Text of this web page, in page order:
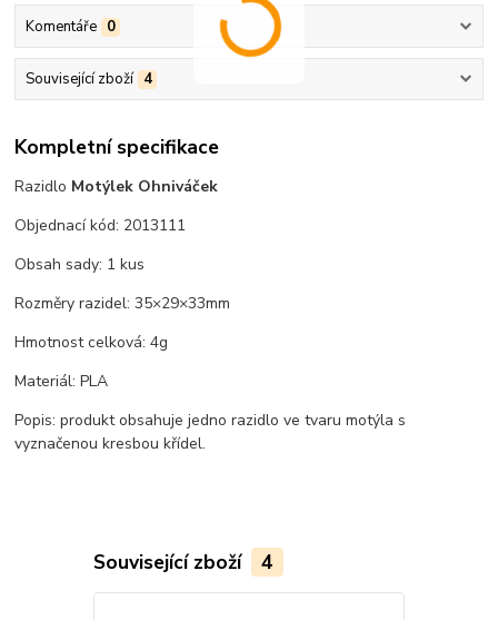
Komentáře 0
Související zboží 4
Kompletní specifikace
Razidlo Motýlek Ohniváček
Objednací kód: 2013111
Obsah sady: 1 kus
Rozměry razidel: 35×29×33mm
Hmotnost celková: 4g
Materiál: PLA
Popis: produkt obsahuje jedno razidlo ve tvaru motýla s
vyznačenou kresbou křídel.
Související zboží 4